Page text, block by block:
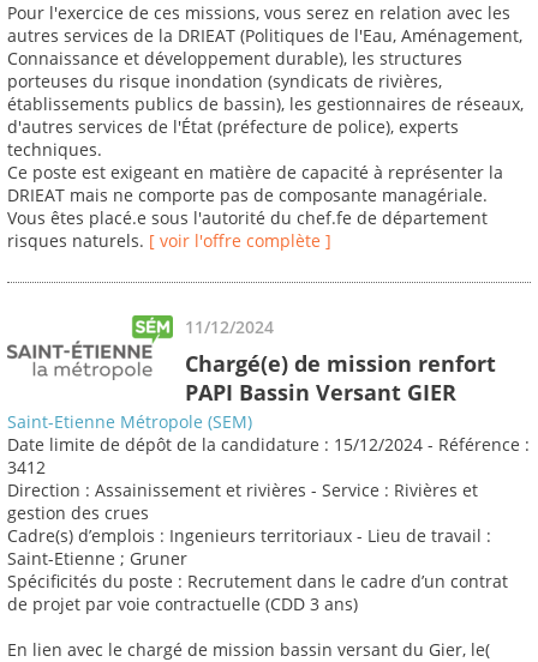
Pour l'exercice de ces missions, vous serez en relation avec les
autres services de la DRIEAT (Politiques de l'Eau, Aménagement,
Connaissance et développement durable), les structures
porteuses du risque inondation (syndicats de rivières,
établissements publics de bassin), les gestionnaires de réseaux,
d'autres services de l'État (préfecture de police), experts
techniques.
Ce poste est exigeant en matière de capacité à représenter la
DRIEAT mais ne comporte pas de composante managériale.
Vous êtes placé.e sous l'autorité du chef.fe de département
risques naturels. [ voir l'offre complète ]
11/12/2024
Chargé(e) de mission renfort
PAPI Bassin Versant GIER
Saint-Etienne Métropole (SEM)
Date limite de dépôt de la candidature : 15/12/2024 - Référence :
3412
Direction : Assainissement et rivières - Service : Rivières et
gestion des crues
Cadre(s) d’emplois : Ingenieurs territoriaux - Lieu de travail :
Saint-Etienne ; Gruner
Spécificités du poste : Recrutement dans le cadre d’un contrat
de projet par voie contractuelle (CDD 3 ans)
En lien avec le chargé de mission bassin versant du Gier, le(